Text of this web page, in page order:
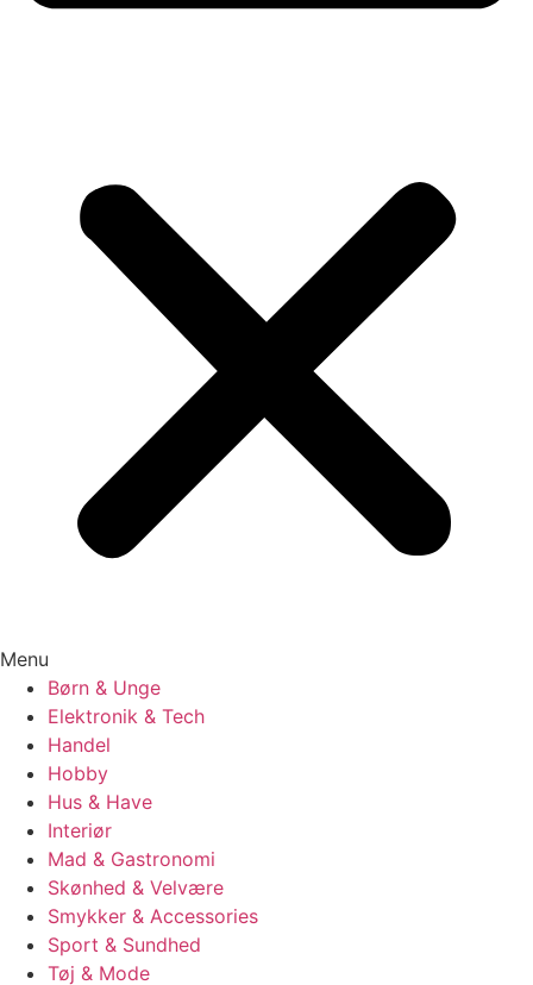
Menu
Børn & Unge
Elektronik & Tech
Handel
Hobby
Hus & Have
Interiør
Mad & Gastronomi
Skønhed & Velvære
Smykker & Accessories
Sport & Sundhed
Tøj & Mode